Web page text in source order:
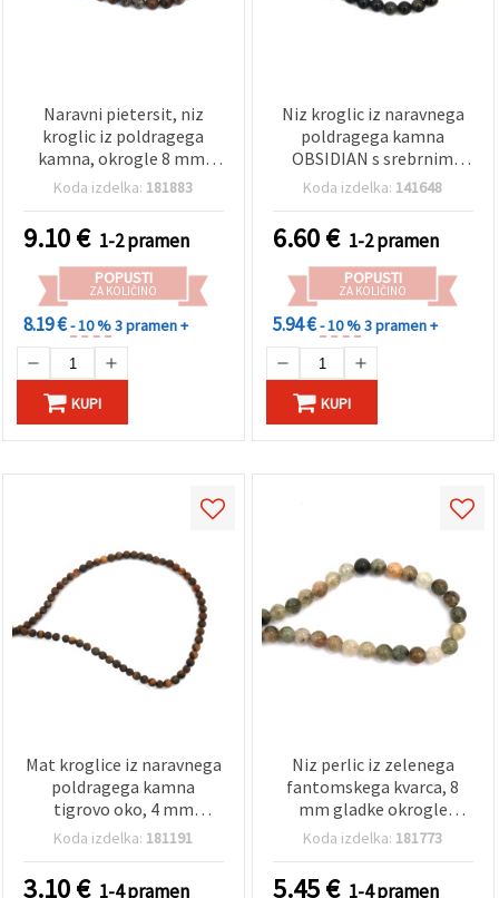
Naravni pietersit, niz
kroglic iz poldragega
kamna, okrogle 8 mm,
~48 kos
Koda izdelka: 181883
9.10€ 1-2 pramen
POPUSTI
ZA KOLIČINO
8.19 €- 10 %3 pramen +
KUPI
Niz kroglic iz naravnega
poldragega kamna
OBSIDIAN s srebrnim
leskom (Silver Sheen),
Koda izdelka: 141648
6.60€ 1-2 pramen
POPUSTI
ZA KOLIČINO
5.94 €- 10 %3 pramen +
KUPI
Mat kroglice iz naravnega
poldragega kamna
tigrovo oko, 4 mm
okrogle, ~90 kos, celoten
DIY zapestnice in ogrlice
Koda izdelka: 181191
3.10€ 1-4 pramen
Niz perlic iz zelenega
fantomskega kvarca, 8
mm gladke okrogle
perlice, pribl. 49 kosov –
izdelavo nakita, nizanje in
Koda izdelka: 181773
5.45€ 1-4 pramen